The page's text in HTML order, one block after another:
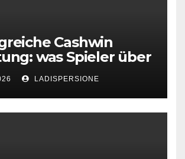
Cashwin
was Spieler über
denken
LADISPERSIONE